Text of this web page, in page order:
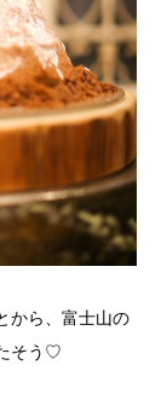
から、富士山の
そう♡